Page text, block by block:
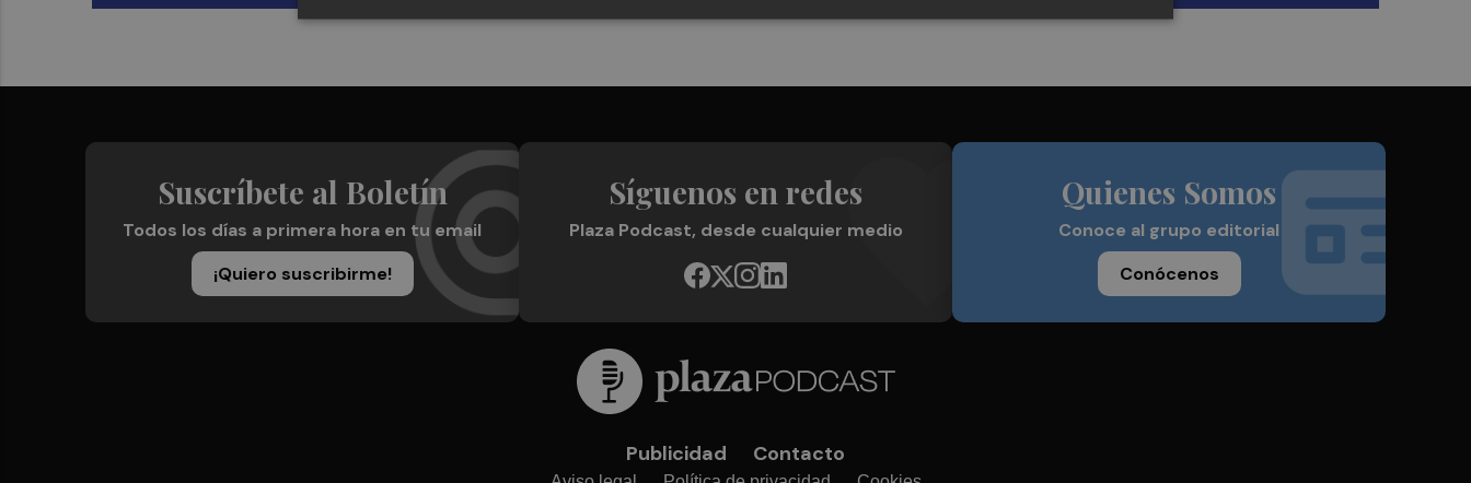
Suscríbete al Boletín
Todos los días a primera hora en tu email
¡Quiero suscribirme!
Síguenos en redes
Plaza Podcast, desde cualquier medio
Quienes Somos
Conoce al grupo editorial
Conócenos
Publicidad Contacto